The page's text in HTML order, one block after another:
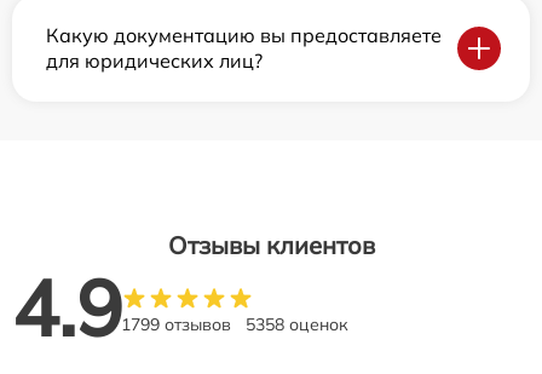
Какую документацию вы предоставляете
для юридических лиц?
Отзывы клиентов
4.91799 отзывов 5358 оценок